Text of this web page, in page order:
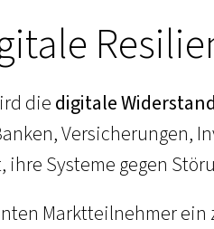
diedigitale
Systeme gegen
Marktteilnehmer